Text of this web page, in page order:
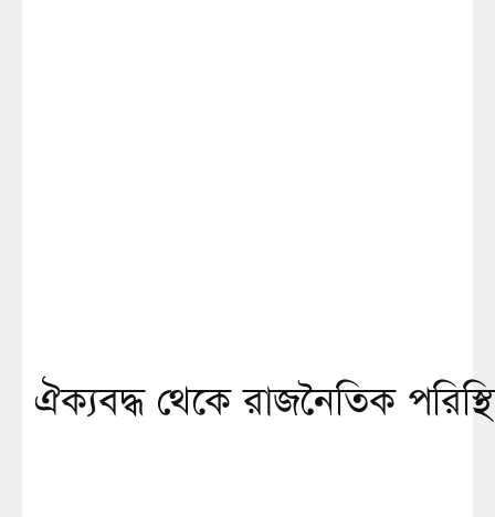
ঐক্যবদ্ধ থেকে রাজনৈতিক